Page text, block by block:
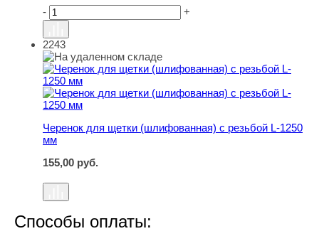
- +
Черенок для щетки (шлифованная) с резьбой L-1250 мм
2243
Черенок для щетки (шлифованная) с резьбой L-1250
мм
155,00 руб.
Способы оплаты: